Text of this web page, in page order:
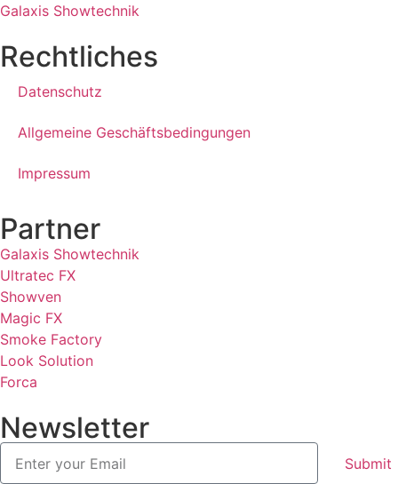
Galaxis Showtechnik
Rechtliches
Datenschutz
Allgemeine Geschäftsbedingungen
Impressum
Partner
Galaxis Showtechnik
Ultratec FX
Showven
Magic FX
Smoke Factory
Look Solution
Forca
Newsletter
Submit